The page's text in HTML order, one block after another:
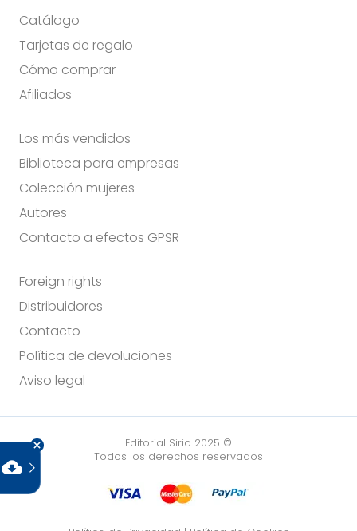
cloud_download
Catálogo
Tarjetas de regalo
Cómo comprar
Afiliados
Los más vendidos
Biblioteca para empresas
Colección mujeres
Autores
Contacto a efectos GPSR
Foreign rights
Distribuidores
Contacto
Política de devoluciones
Aviso legal
Editorial Sirio 2025 ©
Todos los derechos reservados